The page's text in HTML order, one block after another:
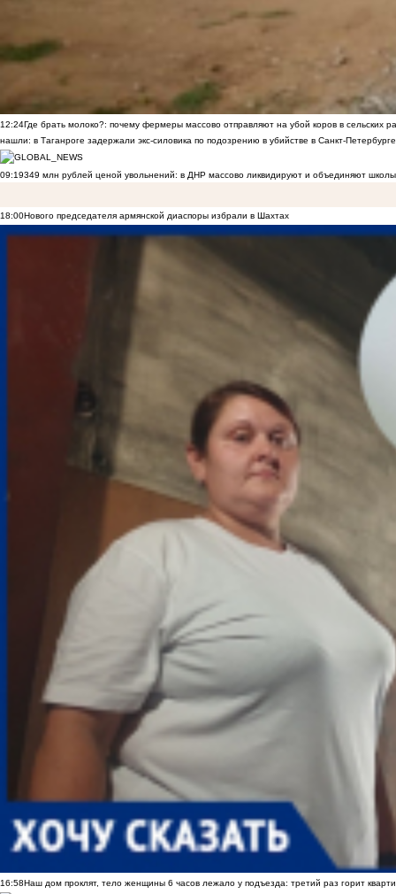
12:24Где брать молоко?: почему фермеры массово отправляют на убой коров в сельских
нашли: в Таганроге задержали экс-силовика по подозрению в убийстве в Санкт-Петербурге
09:19349 млн рублей ценой увольнений: в ДНР массово ликвидируют и объединяют
18:00Нового председателя армянской диаспоры избрали в Шахтах
16:58Наш дом проклят, тело женщины 6 часов лежало у подъезда: третий раз горит